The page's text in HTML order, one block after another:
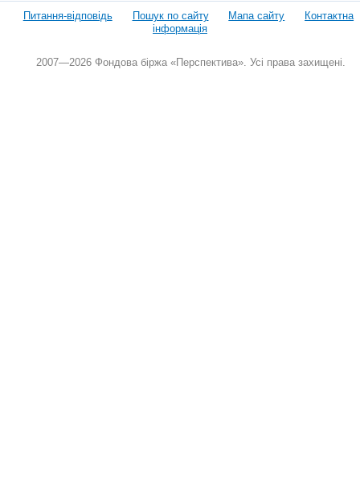
Питання-відповідь Пошук по сайту Мапа сайту
Контактна
інформація
2007—2026 Фондова біржа «Перспектива». Усі права захищені.